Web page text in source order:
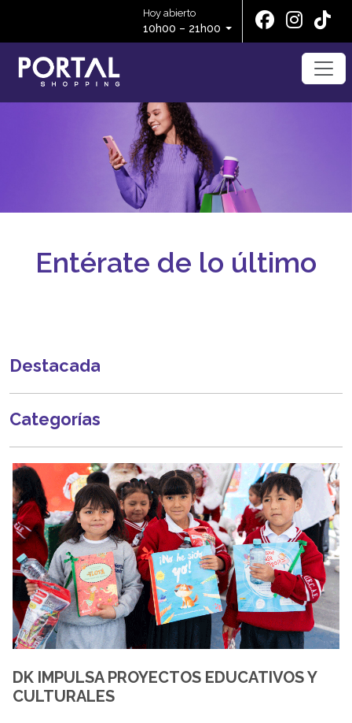
Hoy abierto
10h00 – 21h00
Entérate de lo último
Destacada
Categorías
DK IMPULSA PROYECTOS EDUCATIVOS Y
CULTURALES